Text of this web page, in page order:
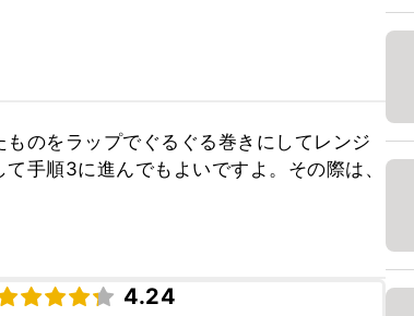
のをラップでぐるぐる巻きにしてレンジ
手順3に進んでもよいですよ。その際は、
4.24